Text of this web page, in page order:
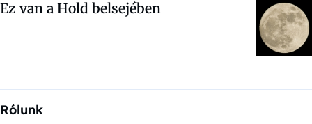
Ez van a Hold belsejében
Rólunk